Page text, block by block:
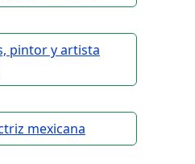
pintor y artista
mexicana